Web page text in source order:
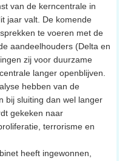
van de kerncentrale in
jaar valt. De komende
te voeren met de
aandeelhouders (Delta en
zij voor duurzame
langer openblijven.
hebben van de
bij sluiting dan wel langer
gekeken naar
terrorisme en
heeft ingewonnen,